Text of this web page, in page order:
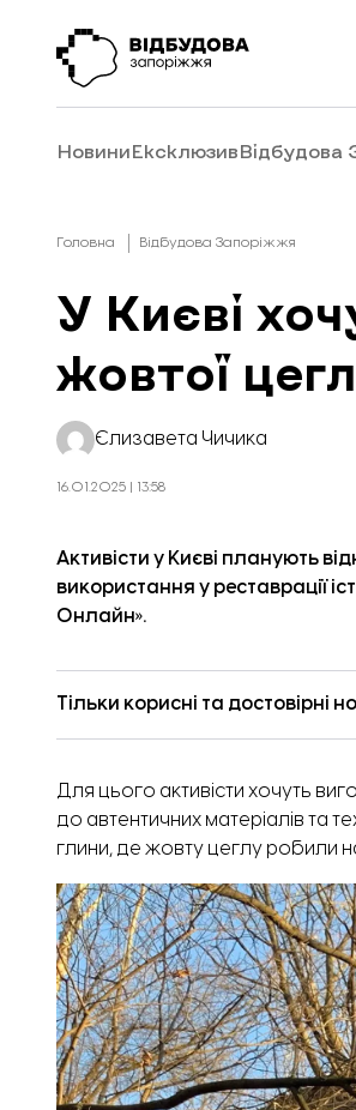
НовиниЕксклюзивВідбудова
Головна Відбудова Запоріжжя
У Києві
жовтої
Єлизавета Чичика
16.01.2025 | 13:58
Активісти у Києві планують
використання у реставрації
Онлайн».
Тільки корисні та достовірні
Для цього активісти хочуть
до автентичних матеріалів та
глини, де жовту цеглу робили